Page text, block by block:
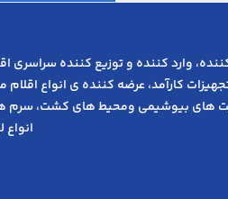
وارد کننده و توزیع کننده
ﮐﺎرآﻣﺪ، عرضه کننده ی انواع
های بیوشیمی ومحیط های کشت، سرم